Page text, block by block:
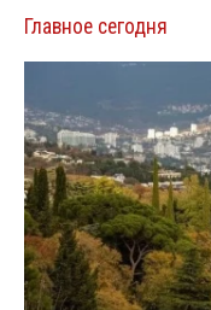
Главное сегодня